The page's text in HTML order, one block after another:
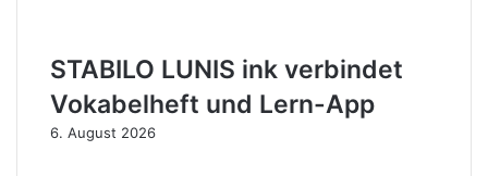
STABILO LUNIS ink verbindet
Vokabelheft und Lern-App
6. August 2026